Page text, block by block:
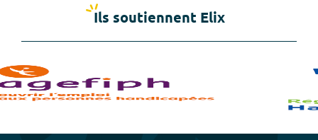
Ils soutiennent Elix